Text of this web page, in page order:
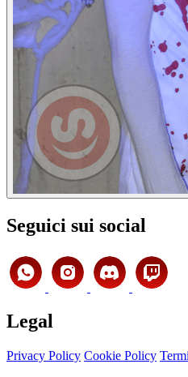
Seguici sui social
Legal
Privacy Policy Cookie Policy